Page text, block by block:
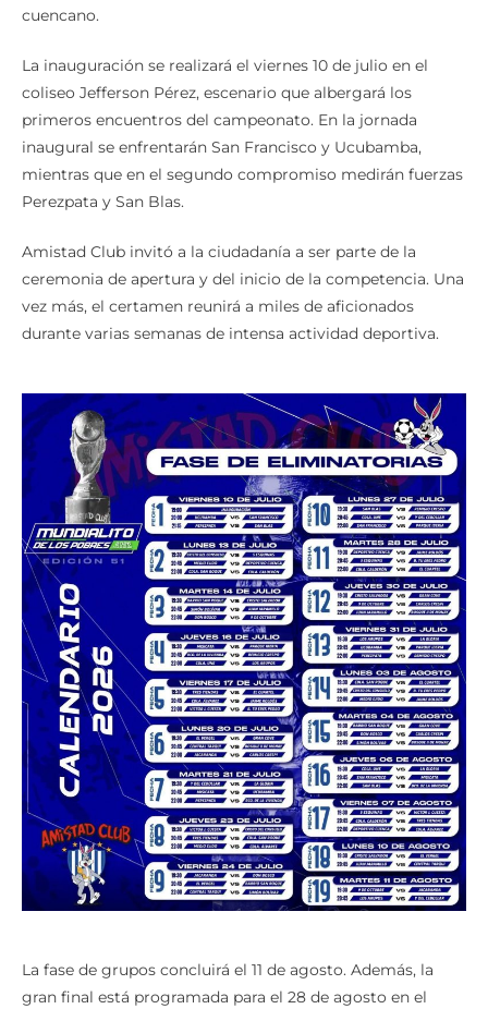
cuencano.
La inauguración se realizará el viernes 10 de julio en el
coliseo Jefferson Pérez, escenario que albergará los
primeros encuentros del campeonato. En la jornada
inaugural se enfrentarán San Francisco y Ucubamba,
mientras que en el segundo compromiso medirán fuerzas
Perezpata y San Blas.
Amistad Club invitó a la ciudadanía a ser parte de la
ceremonia de apertura y del inicio de la competencia. Una
vez más, el certamen reunirá a miles de aficionados
durante varias semanas de intensa actividad deportiva.
La fase de grupos concluirá el 11 de agosto. Además, la
gran final está programada para el 28 de agosto en el